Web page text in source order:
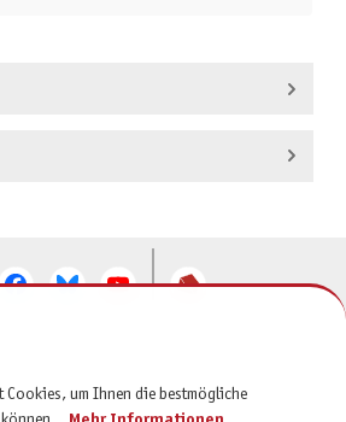
Cookies, um Ihnen die bestmögliche